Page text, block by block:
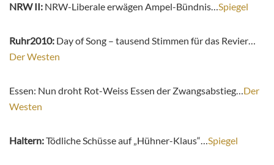
NRW II: NRW-Liberale erwägen Ampel-Bündnis…Spiegel
Ruhr2010: Day of Song – tausend Stimmen für das Revier…
Der Westen
Essen: Nun droht Rot-Weiss Essen der Zwangsabstieg…Der
Westen
Haltern:Tödliche Schüsse auf „Hühner-Klaus“…Spiegel